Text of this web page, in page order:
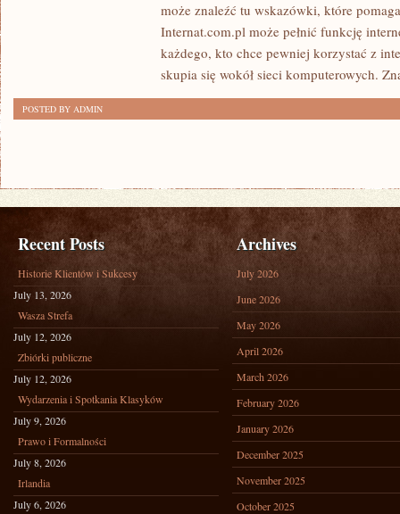
SATELITARNYmoże znaleźć tu wskazówki, które
Internat.com.pl może pełnić funkcję
każdego, kto chce pewniej korzystać z
skupia się wokół sieci komputerowych.
POSTED BY ADMIN
Recent Posts
Historie Klientów i Sukcesy
July 13, 2026
Wasza Strefa
July 12, 2026
Zbiórki publiczne
July 12, 2026
Wydarzenia i Spotkania Klasyków
July 9, 2026
Prawo i Formalności
July 8, 2026
Irlandia
July 6, 2026
Archives
July 2026
June 2026
May 2026
April 2026
March 2026
February 2026
January 2026
December 2025
November 2025
October 2025